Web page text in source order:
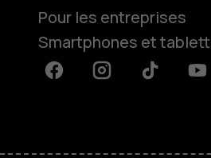
Pour les entreprises
Smartphones et
FacebookInstagramTiktok